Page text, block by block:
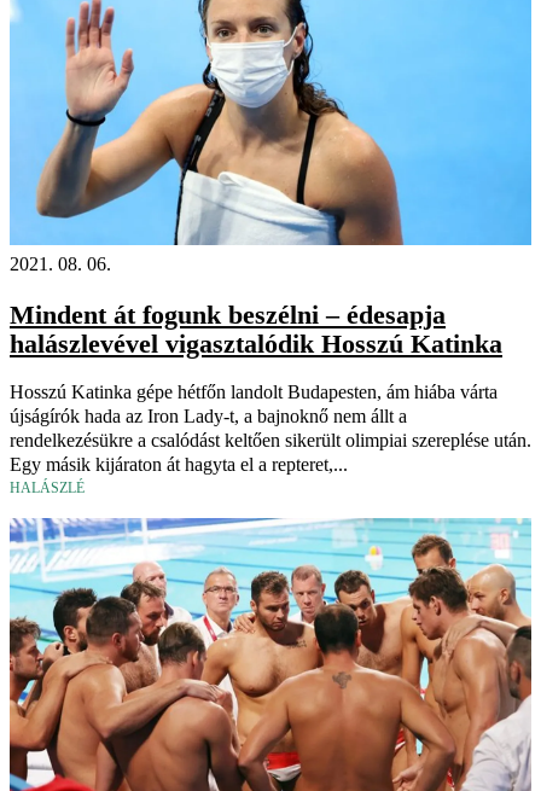
2021. 08. 06.
Mindent át fogunk beszélni – édesapja
halászlevével vigasztalódik Hosszú Katinka
Hosszú Katinka gépe hétfőn landolt Budapesten, ám hiába várta
újságírók hada az Iron Lady-t, a bajnoknő nem állt a
rendelkezésükre a csalódást keltően sikerült olimpiai szereplése után.
Egy másik kijáraton át hagyta el a repteret,...
HALÁSZLÉ